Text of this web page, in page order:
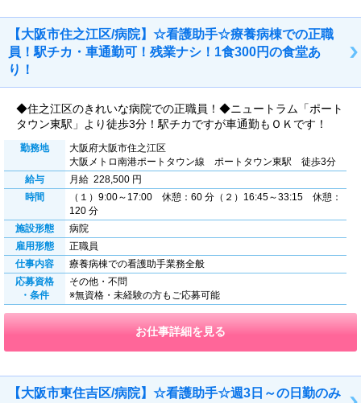
【大阪市住之江区/病院】☆看護助手☆療養病棟での正職
員！駅チカ・車通勤可！残業ナシ！1食300円の食堂あ
り！
◆住之江区のきれいな病院での正職員！◆ニュートラム「ポート
タウン東駅」より徒歩3分！駅チカですが車通勤もＯＫです！
勤務地
大阪府大阪市住之江区
大阪メトロ南港ポートタウン線 ポートタウン東駅 徒歩3分
給与
月給 228,500 円
時間
（１）9:00～17:00 休憩：60 分（２）16:45～33:15 休憩：
120 分
施設形態
病院
雇用形態
正職員
仕事内容
療養病棟での看護助手業務全般
応募資格
・条件
その他・不問
※無資格・未経験の方もご応募可能
お仕事詳細を見る
【大阪市東住吉区/病院】☆看護助手☆週3日～の日勤のみ